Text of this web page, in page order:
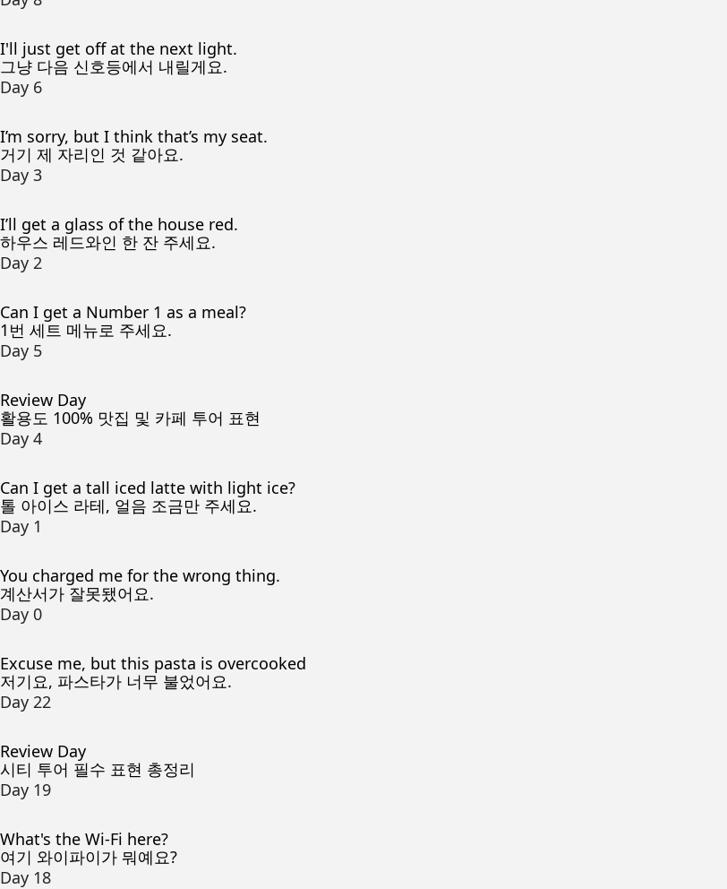
I'll just get off at the next light.
그냥 다음 신호등에서 내릴게요.
Day 6
I’m sorry, but I think that’s my seat.
거기 제 자리인 것 같아요.
Day 3
I’ll get a glass of the house red.
하우스 레드와인 한 잔 주세요.
Day 2
Can I get a Number 1 as a meal?
1번 세트 메뉴로 주세요.
Day 5
Review Day
활용도 100% 맛집 및 카페 투어 표현
Day 4
Can I get a tall iced latte with light ice?
톨 아이스 라테, 얼음 조금만 주세요.
Day 1
You charged me for the wrong thing.
계산서가 잘못됐어요.
Day 0
Excuse me, but this pasta is overcooked
저기요, 파스타가 너무 불었어요.
Day 22
Review Day
시티 투어 필수 표현 총정리
Day 19
What's the Wi-Fi here?
여기 와이파이가 뭐예요?
Day 18